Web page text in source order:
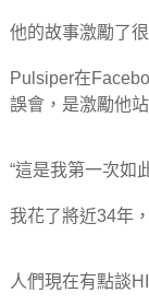
他的故事激勵了
Pulsiper在
誤會，是激勵他
“這是我第一次如
我花了將近34年
人們現在有點談